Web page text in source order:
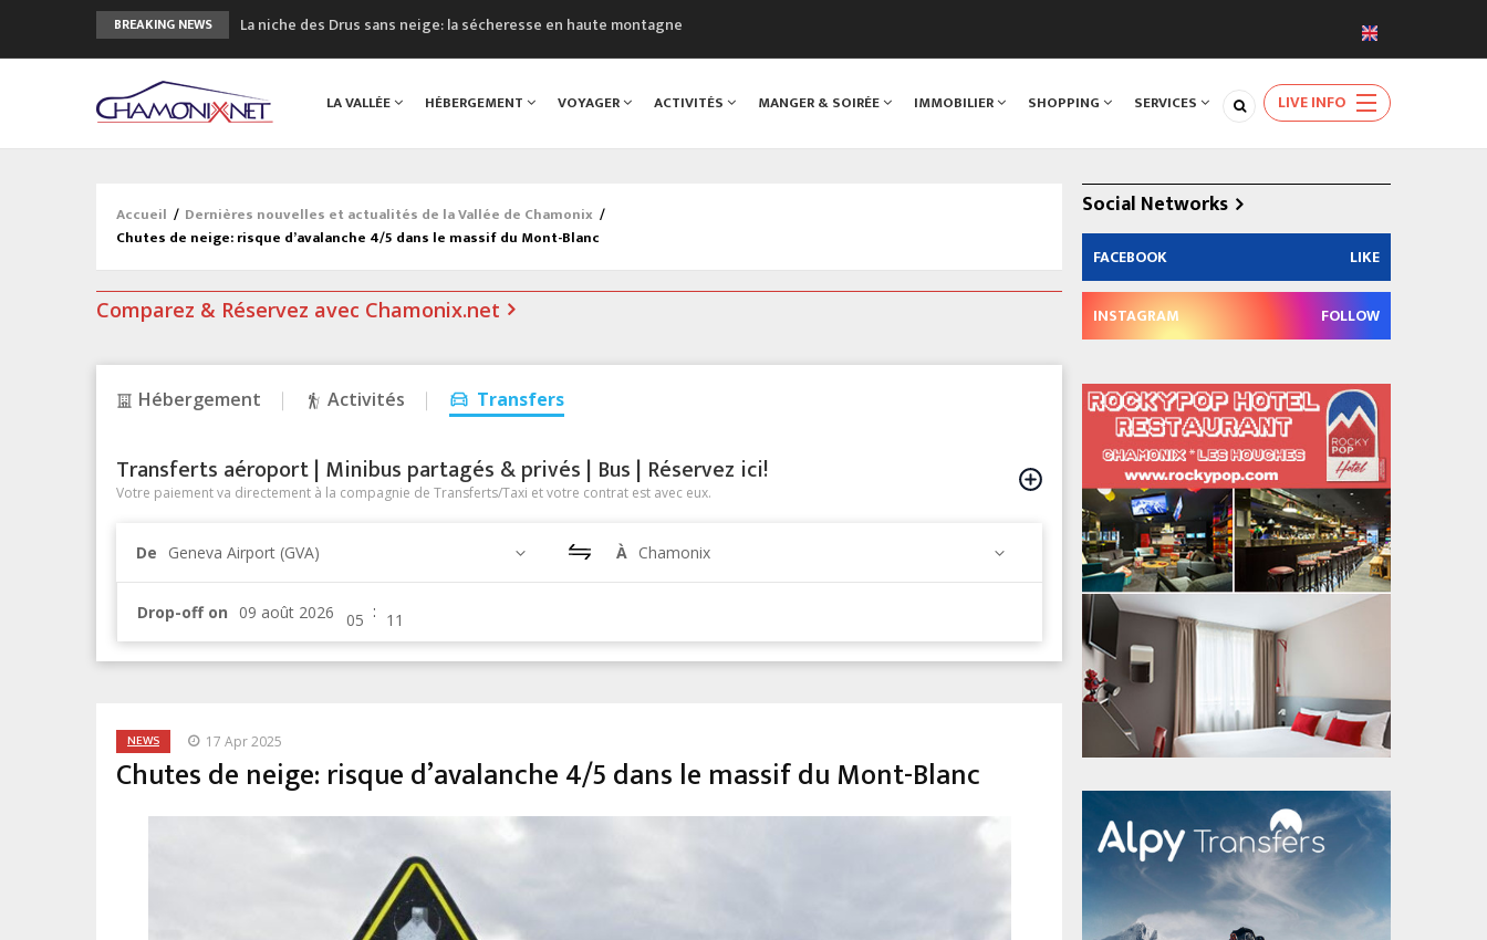
BREAKING NEWS
La niche des Drus sans neige: la sécheresse en haute montagne
Craft ouvre un nouveau magasin de course à pied à Chamonix
3eme Chamonix Vallée Classics Festival
LA VALLÉE HÉBERGEMENT VOYAGER ACTIVITÉS MANGER & SOIRÉE IMMOBILIER SHOPPING SERVICES LIVE INFO
Accueil / Dernières nouvelles et actualités de la Vallée de Chamonix /
Chutes de neige: risque d’avalanche 4/5 dans le massif du Mont-Blanc
Comparez & Réservez avec Chamonix.net
Hébergement Activités Transfers
Transferts aéroport | Minibus partagés & privés | Bus | Réservez ici!
Votre paiement va directement à la compagnie de Transferts/Taxi et votre contrat est avec eux.
De Geneva Airport (GVA) À Chamonix
Drop-off on :
NEWS 17 Apr 2025
Chutes de neige: risque d’avalanche 4/5 dans le massif du Mont-Blanc
Social Networks
FACEBOOK LIKE
INSTAGRAM FOLLOW